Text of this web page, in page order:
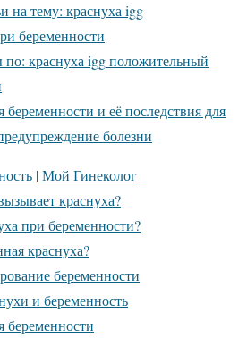
на тему: краснуха igg
беременности
краснуха igg положительный
беременности и её последствия для
болезни
| Мой Гинеколог
краснуха?
при беременности?
краснуха?
беременности
и беременность
беременности